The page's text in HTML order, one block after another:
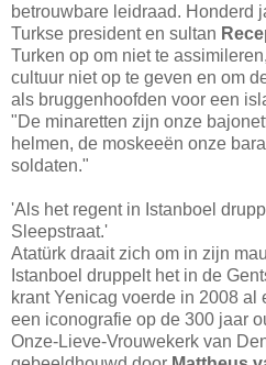
betrouwbare leidraad. Honderd
Turkse president en sultan
Turken op om niet te
cultuur niet op te geven en om
als bruggenhoofden voor een
"De minaretten zijn onze
helmen, de moskeeën onze
soldaten."
'Als het regent in Istanboel
Sleepstraat.'
Atatürk draait zich om in zijn
Istanboel druppelt het in de
krant Yenicag voerde in 2008 al
een iconografie op de 300 jaar
Onze-Lieve-Vrouwekerk van